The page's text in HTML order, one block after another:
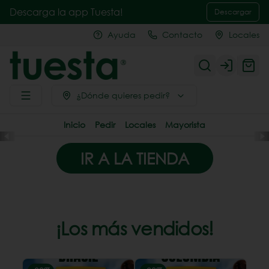
Descarga la app Tuesta! Descargar
Ayuda Contacto Locales
Login
¿Dónde quieres pedir?
Inicio Pedir Locales Mayorista
IR A LA TIENDA
¡Los más vendidos!